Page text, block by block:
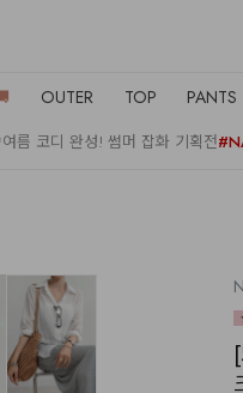
OUTER TOP PANTS
름 코디 완성! 썸머 잡화 기획전